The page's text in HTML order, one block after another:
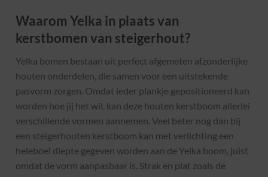
Waarom Yelka in plaats van
kerstbomen van steigerhout?
Yelka bomen bestaan uit perfect afgemeten afzonderlijke
houten onderdelen, die samen voor een uitstekende
pasvorm zorgen. Omdat ieder plankje gepositioneerd kan
worden hoe jij het wil, kan deze houten kerstboom allerlei
verschillende vormen aannemen. Veel beter nog dan bij
een steigerhouten kerstboom kan met verlichting een
heleboel diepte gegeven worden aan de Yelka boom, juist
omdat de vorm aanpasbaar is. Strak en plat zoals de